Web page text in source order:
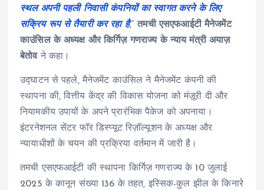
स्थल अपनी पहली निवासी कंपनियों का स्वागत करने के लिए
सक्रिय रूप से तैयारी कर रहा है,”तमची एसएफआईटी मैनेजमेंट
काउंसिल के अध्यक्ष और किर्गिज़ गणराज्य के न्याय मंत्री अयाज़
बेतोवने कहा।
उद्घाटन से पहले, मैनेजमेंट काउंसिल ने मैनेजमेंट कंपनी की
स्थापना की, वित्तीय केंद्र की विकास योजना को मंज़ूरी दी और
नियामकीय उपायों के अपने प्रारंभिक पैकेज को अपनाया।
इंटरनेशनल सेंटर फॉर डिस्प्यूट रिज़ॉल्यूशन के अध्यक्ष और
न्यायाधीशों के चयन की प्रक्रिया वर्तमान में जारी है।
तमची एसएफआईटी की स्थापना किर्गिज़ गणराज्य के 10 जुलाई
2025 के कानून संख्या 136 के तहत, इस्सिक-कुल झील के किनारे